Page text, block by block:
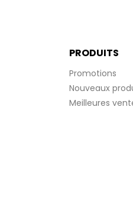
PRODUITS
Promotions
Nouveaux
Meilleures